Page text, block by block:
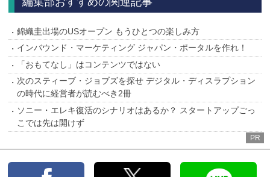
錦織圭出場のUSオープン もうひとつの楽しみ方
インバウンド・マーケティング ジャパン・ポータルを作れ！
「おもてなし」はコンテンツではない
次のスティーブ・ジョブズを探せ デジタル・ディスラプション
の時代に経営者が読むべき2冊
ソニー・エレキ復活のシナリオはあるか？ スタートアップごっ
こでは先は開けず
PR